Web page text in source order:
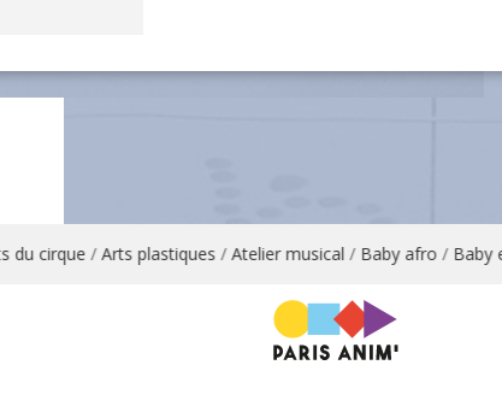
cirque/Arts plastiques/Atelier musical/Baby afro/Baby